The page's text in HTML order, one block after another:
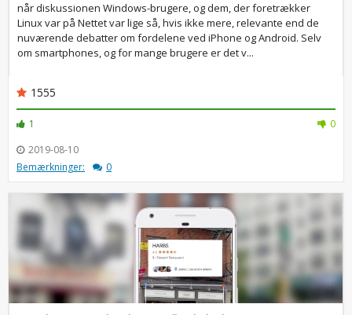
når diskussionen Windows-brugere, og dem, der foretrækker
Linux var på Nettet var lige så, hvis ikke mere, relevante end de
nuværende debatter om fordelene ved iPhone og Android. Selv
om smartphones, og for mange brugere er det v...
1555
1
0
2019-08-10
Bemærkninger:
0